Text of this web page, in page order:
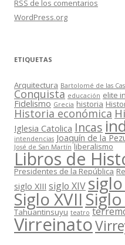
RSS de los comentarios
WordPress.org
ETIQUETAS
Arquitectura Bartolomé de las
Conquista educación elite
Fidelismo Grecia historia
Historia económica
Iglesia Catolica Incas
intendencias Joaquín de la
José de San Martín liberalismo
Libros de
Presidentes de la República
siglo XIII siglo XIV
Siglo XVII
Tahuantinsuyu teatro
Virreinato